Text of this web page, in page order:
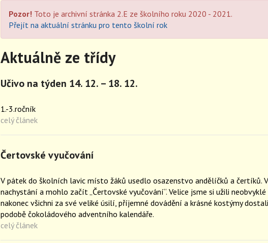
Pozor! Toto je archivní stránka 2.E ze školního roku 2020 - 2021.
Přejít na aktuální stránku pro tento školní rok
Aktuálně ze třídy
Učivo na týden 14. 12. – 18. 12.
1.-3.ročník
celý článek
Čertovské vyučování
V pátek do školních lavic místo žáků usedlo osazenstvo andělíčků a čertíků.
nachystání a mohlo začít „Čertovské vyučování“. Velice jsme si užili
nakonec všichni za své veliké úsilí, příjemné dovádění a krásné kostýmy
podobě čokoládového adventního kalendáře.
celý článek